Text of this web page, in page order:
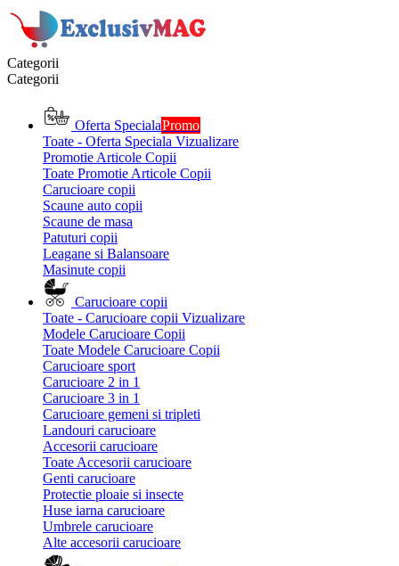
Categorii
Categorii
Oferta SpecialaPromo
Toate - Oferta Speciala Vizualizare
Promotie Articole Copii
Toate Promotie Articole Copii
Carucioare copii
Scaune auto copii
Scaune de masa
Patuturi copii
Leagane si Balansoare
Masinute copii
Carucioare copii
Toate - Carucioare copii Vizualizare
Modele Carucioare Copii
Toate Modele Carucioare Copii
Carucioare sport
Carucioare 2 in 1
Carucioare 3 in 1
Carucioare gemeni si tripleti
Landouri carucioare
Accesorii carucioare
Toate Accesorii carucioare
Genti carucioare
Protectie ploaie si insecte
Huse iarna carucioare
Umbrele carucioare
Alte accesorii carucioare